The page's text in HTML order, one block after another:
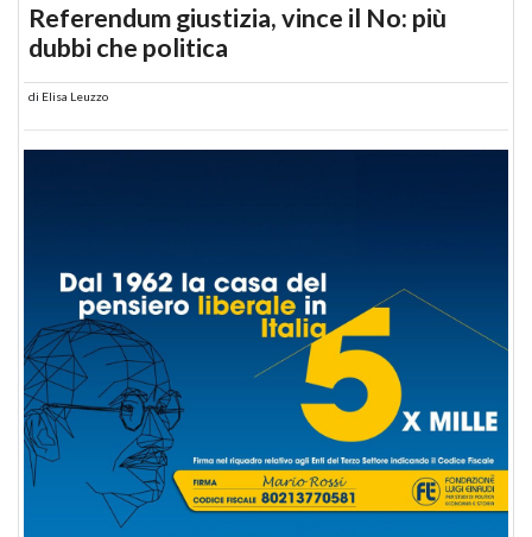
Referendum giustizia, vince il No: più
dubbi che politica
di Elisa Leuzzo